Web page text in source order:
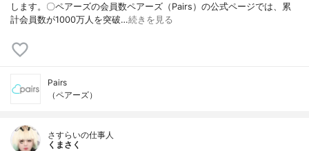
します。〇ペアーズの会員数ペアーズ（Pairs）の公式ページでは、累
計会員数が1000万人を突破…続きを見る
Pairs
（ペアーズ）
さすらいの仕事人
くまさく